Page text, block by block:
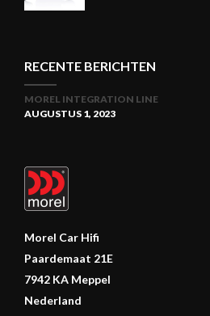
RECENTE BERICHTEN
MOREL INTEGRATION LINE
AUGUSTUS 1, 2023
Morel Car Hifi
Paardemaat 21E
7942 KA Meppel
Nederland